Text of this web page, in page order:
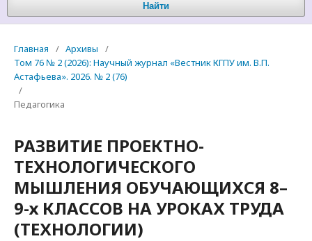
Найти
Главная / Архивы
/
Том 76 № 2 (2026): Научный журнал «Вестник КГПУ им. В.П.
Астафьева». 2026. № 2 (76)
/
Педагогика
РАЗВИТИЕ ПРОЕКТНО-
ТЕХНОЛОГИЧЕСКОГО
МЫШЛЕНИЯ ОБУЧАЮЩИХСЯ 8–
9-х КЛАССОВ НА УРОКАХ ТРУДА
(ТЕХНОЛОГИИ)